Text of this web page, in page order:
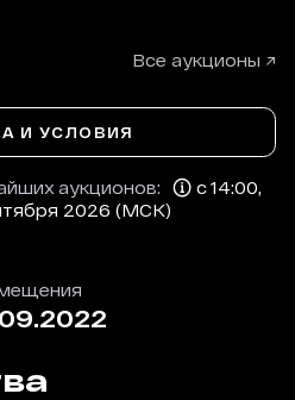
Все аукционы ↗
аукционов:
с 14:00,
2026 (МСК)
И УСЛОВИЯ